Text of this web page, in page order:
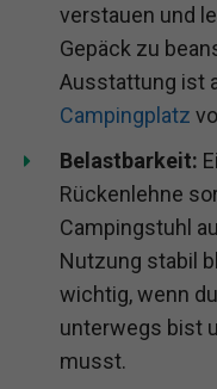
verstauen und
Gepäck zu
Ausstattung ist
Campingplatz
Belastbarkeit:
Rückenlehne
Campingstuhl
Nutzung stabil
wichtig, wenn
unterwegs bist
musst.